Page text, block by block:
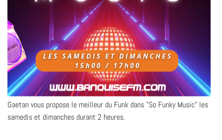
Gaetan vous propose le meilleur du Funk dans "So Funky Music" les
samedis et dimanches durant 2 heures.